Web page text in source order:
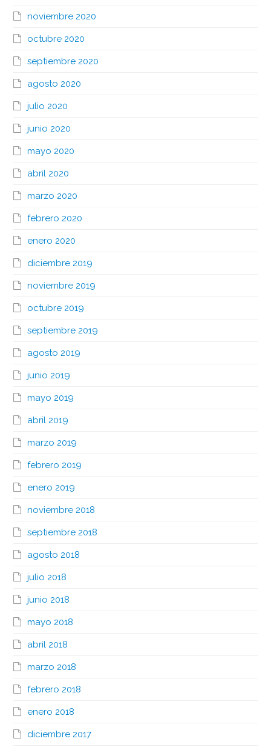
noviembre 2020
octubre 2020
septiembre 2020
agosto 2020
julio 2020
junio 2020
mayo 2020
abril 2020
marzo 2020
febrero 2020
enero 2020
diciembre 2019
noviembre 2019
octubre 2019
septiembre 2019
agosto 2019
junio 2019
mayo 2019
abril 2019
marzo 2019
febrero 2019
enero 2019
noviembre 2018
septiembre 2018
agosto 2018
julio 2018
junio 2018
mayo 2018
abril 2018
marzo 2018
febrero 2018
enero 2018
diciembre 2017